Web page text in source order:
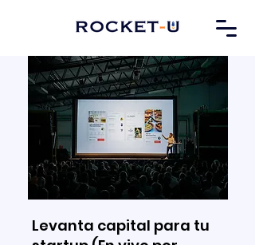
Levanta capital para tu